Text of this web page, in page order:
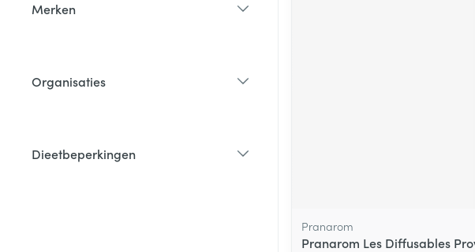
Merken
Organisaties
Dieetbeperkingen
Pranarom
Pranarom Les Diffusables